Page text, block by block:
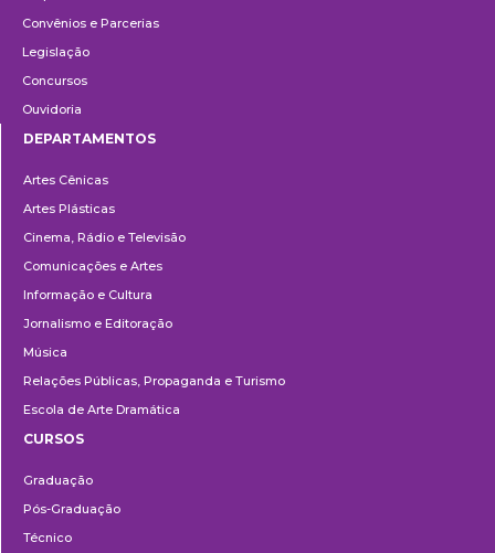
Convênios e Parcerias
Legislação
Concursos
Ouvidoria
DEPARTAMENTOS
Artes Cênicas
Artes Plásticas
Cinema, Rádio e Televisão
Comunicações e Artes
Informação e Cultura
Jornalismo e Editoração
Música
Relações Públicas, Propaganda e Turismo
Escola de Arte Dramática
CURSOS
Graduação
Pós-Graduação
Técnico